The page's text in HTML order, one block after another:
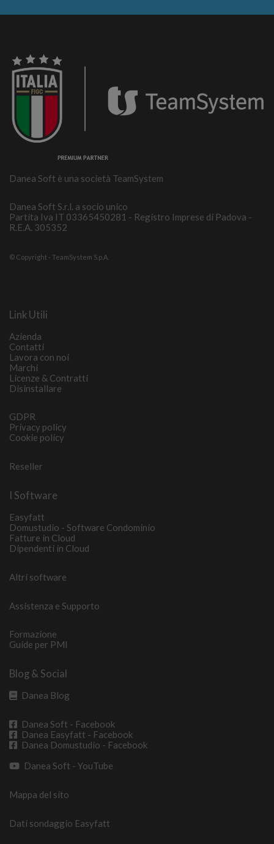
Danea Soft è una società TeamSystem
Danea Soft S.r.l. a socio unico
Partita Iva IT 03365450281 - Registro Imprese di Padova -
R.E.A. 305352
© Copyright - TeamSystem S.p.A.
Link Utili
Azienda
Contatti
Lavora con noi
Marchi
Licenze & Contratti
Disinstallare
GDPR
Privacy policy
Cookie policy
Reseller
I Software
Easyfatt
Domustudio - Software Condominio
Fatture in Cloud
Dipendenti in Cloud
Altri software
Assistenza e Supporto
Formazione
Guide per PMI
Blog & Social
Danea Blog
Danea Soft - Facebook
Danea Easyfatt - Facebook
Danea Domustudio - Facebook
Danea Soft - YouTube
Mappa del sito
Dati sondaggio Easyfatt